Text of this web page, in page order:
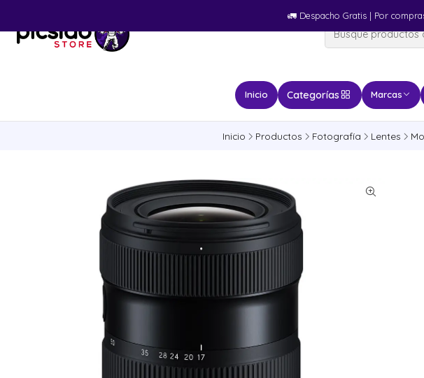
Inicio Categorías Marcas
🚛​ Despacho Gratis | Por
Inicio Productos Fotografía Lentes